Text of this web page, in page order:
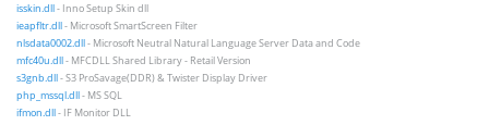
isskin.dll- Inno Setup Skin dll
ieapfltr.dll- Microsoft SmartScreen Filter
nlsdata0002.dll- Microsoft Neutral Natural Language Server Data and Code
mfc40u.dll- MFCDLL Shared Library - Retail Version
s3gnb.dll- S3 ProSavage(DDR) & Twister Display Driver
php_mssql.dll- MS SQL
ifmon.dll- IF Monitor DLL